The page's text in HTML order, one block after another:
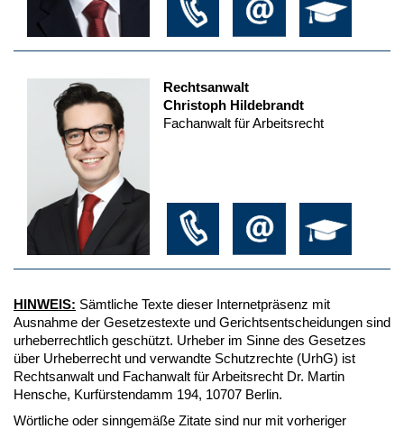
Rechtsanwalt
Christoph Hildebrandt
Fachanwalt für Arbeitsrecht
HINWEIS: Sämtliche Texte dieser Internetpräsenz mit
Ausnahme der Gesetzestexte und Gerichtsentscheidungen sind
urheberrechtlich geschützt. Urheber im Sinne des Gesetzes
über Urheberrecht und verwandte Schutzrechte (UrhG) ist
Rechtsanwalt und Fachanwalt für Arbeitsrecht Dr. Martin
Hensche, Kurfürstendamm 194, 10707 Berlin.
Wörtliche oder sinngemäße Zitate sind nur mit vorheriger